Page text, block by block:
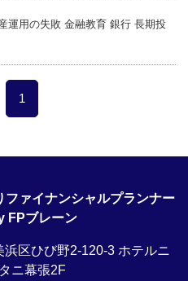
運用の失敗 金融教育 銀行 長期投
1
ァイナンシャルプランナー
FPブレーン
区ひび野2-120-3 ホテルニ
ニ幕張2F